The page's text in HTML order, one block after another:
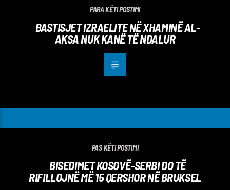
PARA KËTI POSTIMI
BASTISJET IZRAELITE NË XHAMINË AL-
AKSA NUK KANË TË NDALUR
PAS KËTI POSTIMI
BISEDIMET KOSOVË-SERBI DO TË
RIFILLOJNË MË 15 QERSHOR NË BRUKSEL